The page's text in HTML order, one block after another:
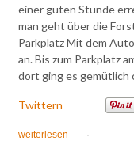
einer guten Stunde
man geht über die
Parkplatz Mit dem
an. Bis zum Parkplatz
dort ging es gemütlich
Twittern
weiterlesen ·